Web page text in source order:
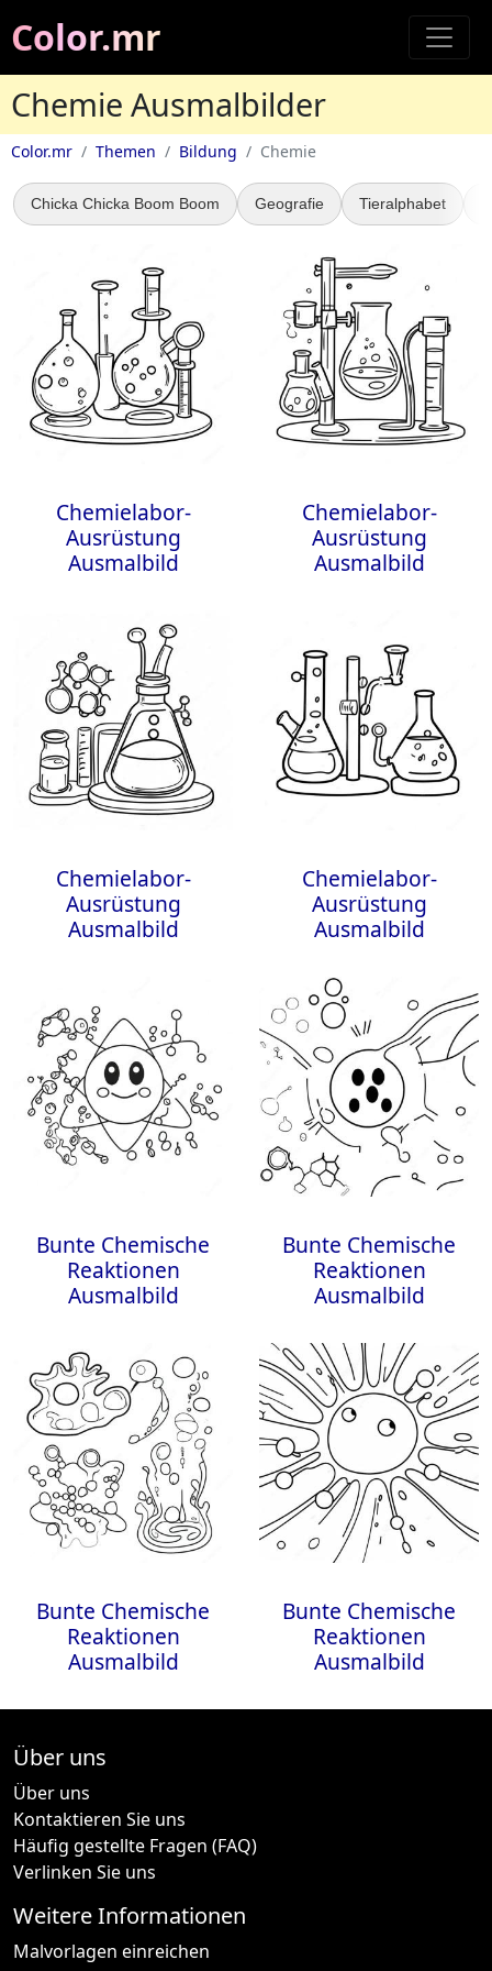
Color.mr
Chemie Ausmalbilder
Color.mr Themen Bildung Chemie
Chicka Chicka Boom Boom Geografie Tieralphabet
Chemielabor-
Ausrüstung
Ausmalbild
Chemielabor-
Ausrüstung
Ausmalbild
Chemielabor-
Ausrüstung
Ausmalbild
Chemielabor-
Ausrüstung
Ausmalbild
Bunte Chemische
Reaktionen
Ausmalbild
Bunte Chemische
Reaktionen
Ausmalbild
Bunte Chemische
Reaktionen
Ausmalbild
Bunte Chemische
Reaktionen
Ausmalbild
Über uns
Über uns
Kontaktieren Sie uns
Häufig gestellte Fragen (FAQ)
Verlinken Sie uns
Weitere Informationen
Malvorlagen einreichen